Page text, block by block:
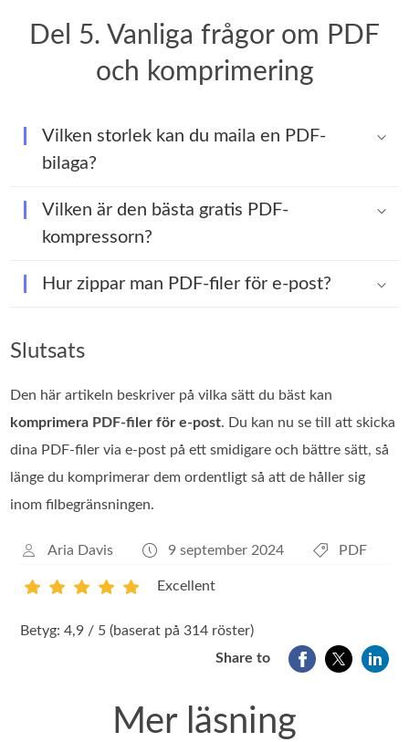
Del 5. Vanliga frågor om PDF
och komprimering
Vilken storlek kan du maila en PDF-
bilaga?
Vilken är den bästa gratis PDF-
kompressorn?
Hur zippar man PDF-filer för e-post?
Slutsats
Den här artikeln beskriver på vilka sätt du bäst kan
komprimera PDF‑filer för e‑post. Du kan nu se till att skicka
dina PDF‑filer via e‑post på ett smidigare och bättre sätt, så
länge du komprimerar dem ordentligt så att de håller sig
inom filbegränsningen.
Aria Davis 9 september 2024 PDF
Excellent
Betyg: 4,9 / 5 (baserat på 314 röster)
Share to
Mer läsning